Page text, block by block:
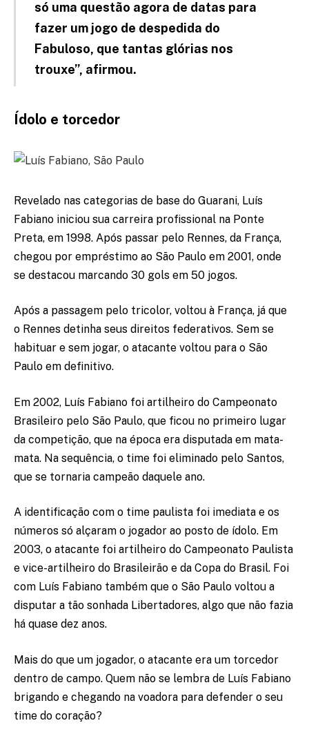
só uma questão agora de datas para
fazer um jogo de despedida do
Fabuloso, que tantas glórias nos
trouxe”, afirmou.
Ídolo e torcedor
Revelado nas categorias de base do Guarani, Luís
Fabiano iniciou sua carreira profissional na Ponte
Preta, em 1998. Após passar pelo Rennes, da França,
chegou por empréstimo ao São Paulo em 2001, onde
se destacou marcando 30 gols em 50 jogos.
Após a passagem pelo tricolor, voltou à França, já que
o Rennes detinha seus direitos federativos. Sem se
habituar e sem jogar, o atacante voltou para o São
Paulo em definitivo.
Em 2002, Luís Fabiano foi artilheiro do Campeonato
Brasileiro pelo São Paulo, que ficou no primeiro lugar
da competição, que na época era disputada em mata-
mata. Na sequência, o time foi eliminado pelo Santos,
que se tornaria campeão daquele ano.
A identificação com o time paulista foi imediata e os
números só alçaram o jogador ao posto de ídolo. Em
2003, o atacante foi artilheiro do Campeonato Paulista
e vice-artilheiro do Brasileirão e da Copa do Brasil. Foi
com Luís Fabiano também que o São Paulo voltou a
disputar a tão sonhada Libertadores, algo que não fazia
há quase dez anos.
Mais do que um jogador, o atacante era um torcedor
dentro de campo. Quem não se lembra de Luís Fabiano
brigando e chegando na voadora para defender o seu
time do coração?